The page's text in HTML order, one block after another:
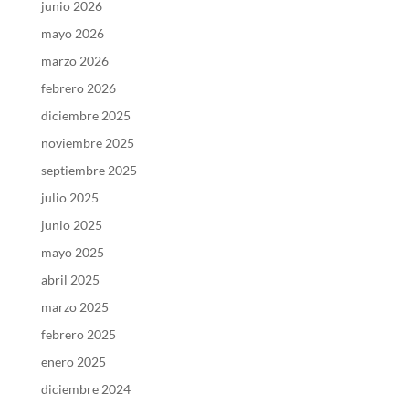
junio 2026
mayo 2026
marzo 2026
febrero 2026
diciembre 2025
noviembre 2025
septiembre 2025
julio 2025
junio 2025
mayo 2025
abril 2025
marzo 2025
febrero 2025
enero 2025
diciembre 2024